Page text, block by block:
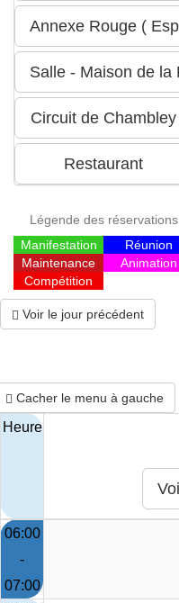
Légende des réservations
Manifestation
Réunion
Maintenance
Animation
Compétition
Heure
Voir le jour précédent
Cacher le menu à gauche
06:00
-
07:00